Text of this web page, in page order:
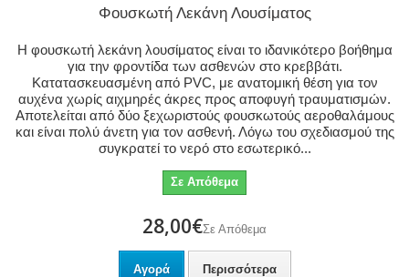
Φουσκωτή Λεκάνη Λουσίματος
Η φουσκωτή λεκάνη λουσίματος είναι το ιδανικότερο βοήθημα
για την φροντίδα των ασθενών στο κρεββάτι.
Κατατασκευασμένη από PVC, με ανατομική θέση για τον
αυχένα χωρίς αιχμηρές άκρες προς αποφυγή τραυματισμών.
Αποτελείται από δύο ξεχωριστούς φουσκωτούς αεροθαλάμους
και είναι πολύ άνετη για τον ασθενή. Λόγω του σχεδιασμού της
συγκρατεί το νερό στο εσωτερικό...
Σε Απόθεμα
28,00€Σε Απόθεμα
Αγορά Περισσότερα